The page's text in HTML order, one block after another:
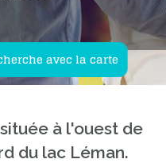
avec la carte
à l'ouest de
du lac Léman.